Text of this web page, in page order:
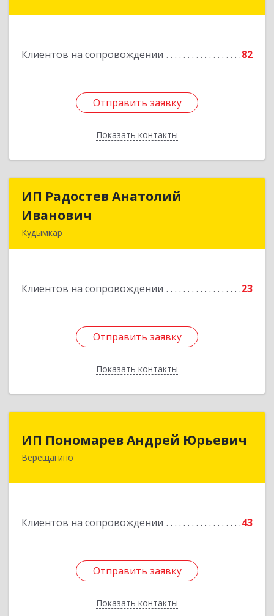
Клиентов на сопровождении 82
Отправить заявку
Показать контакты
Подробнее
Отправить заявку
Назад
ИП Радостев Анатолий
Иванович
Кудымкар
Клиентов на сопровождении 23
Отправить заявку
Показать контакты
ИП Радостев Анатолий
Подробнее
Отправить заявку
Назад
ИП Пономарев Андрей Юрьевич
Верещагино
Клиентов на сопровождении 43
Отправить заявку
Показать контакты
ИП Пономарев Андрей Юрьевич
617120, Пермский край, Верещагинский р-н,
Отправить заявку
Назад